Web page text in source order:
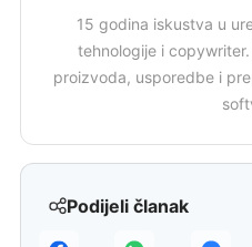
Podijeli članak
15 godina iskustva u
tehnologije i
proizvoda, usporedbe i